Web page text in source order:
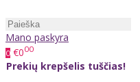
Mano paskyra
0 €000
Prekių krepšelis tuščias!